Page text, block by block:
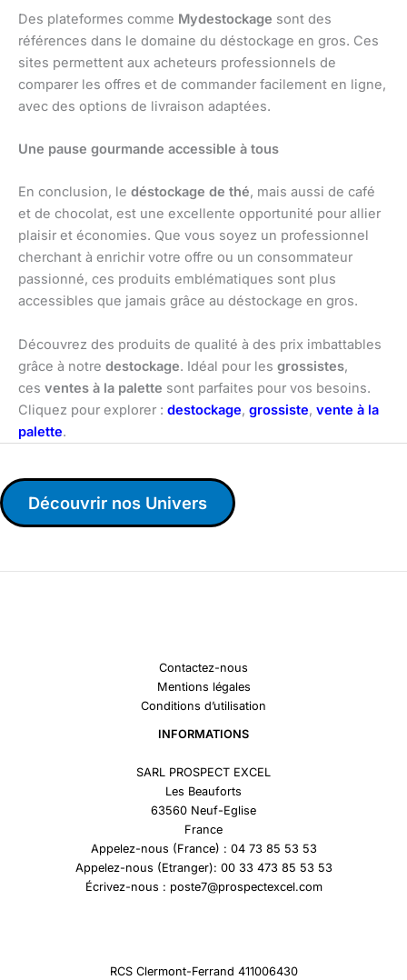
Des plateformes comme Mydestockage sont des
références dans le domaine du déstockage en gros. Ces
sites permettent aux acheteurs professionnels de
comparer les offres et de commander facilement en ligne,
avec des options de livraison adaptées.
Une pause gourmande accessible à tous
En conclusion, le déstockage de thé, mais aussi de café
et de chocolat, est une excellente opportunité pour allier
plaisir et économies. Que vous soyez un professionnel
cherchant à enrichir votre offre ou un consommateur
passionné, ces produits emblématiques sont plus
accessibles que jamais grâce au déstockage en gros.
Découvrez des produits de qualité à des prix imbattables
grâce à notre destockage. Idéal pour les grossistes,
ces ventes à la palette sont parfaites pour vos besoins.
Cliquez pour explorer : destockage, grossiste, vente à la
palette.
Découvrir nos Univers
Contactez-nous
Mentions légales
Conditions d’utilisation
INFORMATIONS
SARL PROSPECT EXCEL
Les Beauforts
63560 Neuf-Eglise
France
Appelez-nous (France) : 04 73 85 53 53
Appelez-nous (Etranger): 00 33 473 85 53 53
Écrivez-nous : poste7@prospectexcel.com
RCS Clermont-Ferrand 411006430